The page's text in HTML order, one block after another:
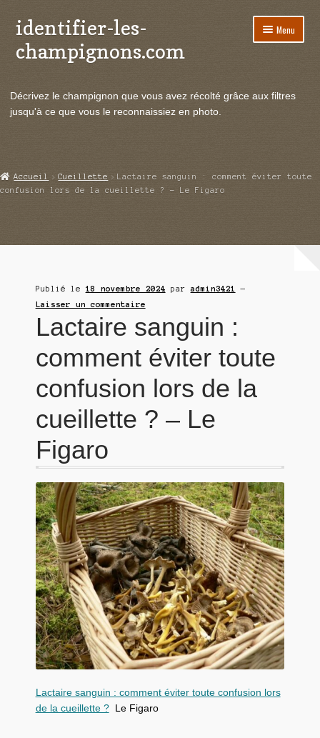
Aller
à
la
Aller
au
contenu
identifier-les-
champignons.com
Menu
le
Actualités
menu
Echanges et contacts
Ouvrir
Décrivez le champignon que vous avez récolté grâce aux filtres
jusqu'à ce que vous le reconnaissiez en photo.
Accueil Cueillette
Lactaire sanguin : comment éviter toute
confusion lors de la cueillette ? – Le Figaro
Publié le 18 novembre 2024 paradmin3421
—
Laisser un commentaire
Lactaire sanguin :
comment éviter toute
confusion lors de la
cueillette ? – Le
Figaro
Lactaire sanguin : comment éviter toute confusion lors
de la cueillette ?Le Figaro